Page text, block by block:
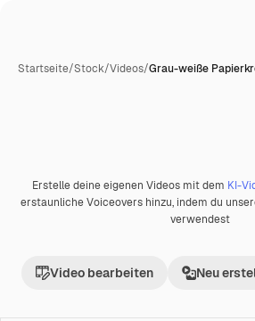
Startseite/Stock/Videos/Grau-weiße
Premium
Erstelle deine eigenen Videos mit dem KI-
erstaunliche Voiceovers hinzu, indem du
verwendest
Video bearbeiten Neu